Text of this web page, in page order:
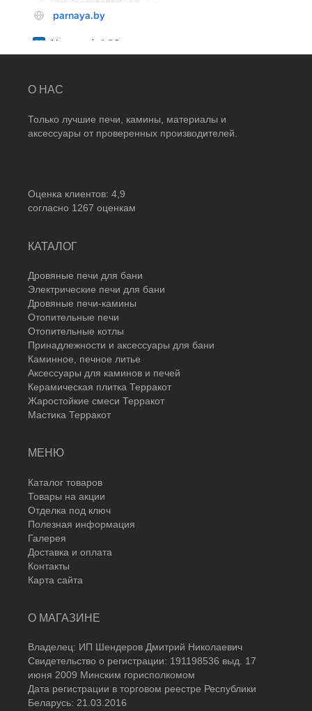
О НАС
Только лучшие печи, камины, материалы и
аксессуары от проверенных производителей.
Оценка клиентов: 4,9
согласно 1267 оценкам
КАТАЛОГ
Дровяные печи для бани
Электрические печи для бани
Дровяные печи-камины
Отопительные печи
Отопительные котлы
Принадлежности и аксессуары для бани
Каминное, печное литье
Аксессуары для каминов и печей
Керамическая плитка Терракот
Жаростойкие смеси Терракот
Мастика Терракот
МЕНЮ
Каталог товаров
Товары на акции
Отделка под ключ
Полезная информация
Галерея
Доставка и оплата
Контакты
Карта сайта
О МАГАЗИНЕ
Владелец: ИП Шендеров Дмитрий Николаевич
Свидетельство о регистрации: 191198536 выд. 17
июня 2009 Минским горисполкомом
Дата регистрации в торговом реестре Республики
Беларусь: 21.03.2016